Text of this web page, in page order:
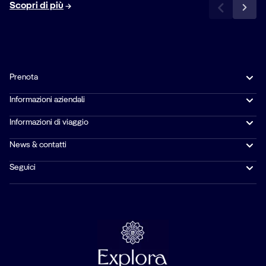
Scopri di più
Prenota
Informazioni aziendali
Informazioni di viaggio
News & contatti
Seguici